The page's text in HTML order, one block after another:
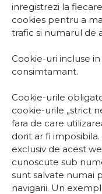
inregistrezi la
cookies pentru a
trafic si numarul de
Cookie-uri incluse
consimtamant.
Cookie-urile
cookie-urile „strict
fara de care
dorit ar fi
exclusiv de acest
cunoscute sub
sunt salvate numai
navigarii. Un